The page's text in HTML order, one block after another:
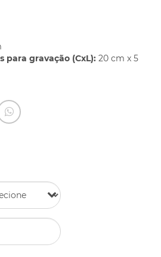
para gravação (CxL): 20 cm x 5